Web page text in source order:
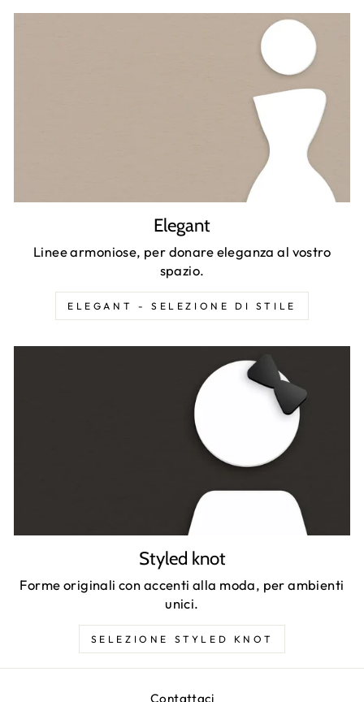
Elegant
Linee armoniose, per donare eleganza al vostro
spazio.
ELEGANT - SELEZIONE DI STILE
Styled knot
Forme originali con accenti alla moda, per ambienti
unici.
SELEZIONE STYLED KNOT
Contattaci